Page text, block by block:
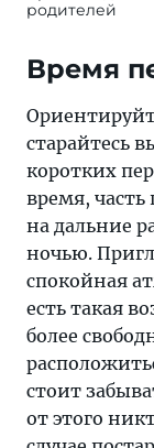
родителей
Время
старайтесь
коротких
время,
на дальние
ночью.
спокойная
есть такая
более
стоит
от этого